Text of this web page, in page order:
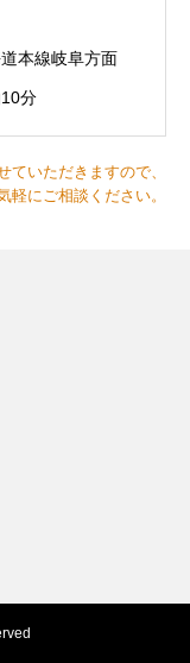
本線岐阜方面
分
いただきますので、
軽にご相談ください。